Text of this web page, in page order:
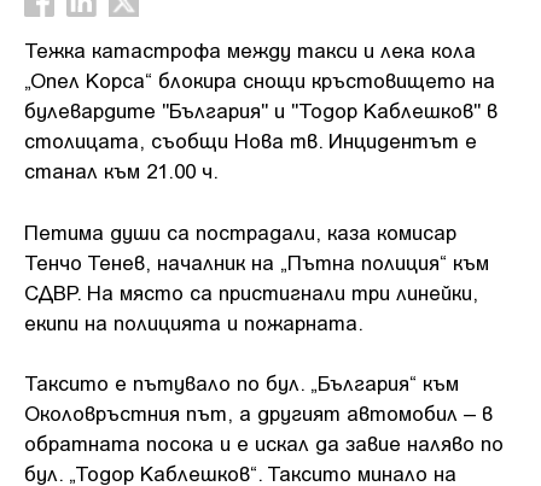
Тежка катастрофа между такси и лека кола
„Опел Корса“ блокира снощи кръстовището на
булевардите "България" и "Тодор Каблешков" в
столицата, съобщи Нова тв. Инцидентът е
станал към 21.00 ч.
Петима души са пострадали, каза комисар
Тенчо Тенев, началник на „Пътна полиция“ към
СДВР. На място са пристигнали три линейки,
екипи на полицията и пожарната.
Таксито е пътувало по бул. „България“ към
Околовръстния път, а другият автомобил – в
обратната посока и е искал да завие наляво по
бул. „Тодор Каблешков“. Таксито минало на